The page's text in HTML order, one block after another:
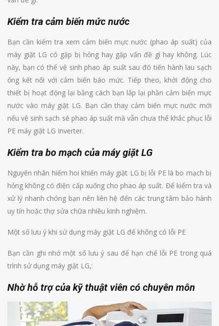
Kiểm tra cảm biến mức nước
Bạn cần kiểm tra xem cảm biến mực nước (phao áp suất) của
máy giặt LG có gặp bị hỏng hay gặp vấn đề gì hay không. Lúc
này, bạn có thể vệ sinh phao áp suất sau đó tiến hành lau sạch
ống kết nối với cảm biến báo mức. Tiếp theo, khởi động cho
thiết bị hoạt động lại bằng cách bạn lắp lại phần cảm biến mực
nước vào máy giặt LG. Bạn cần thay cảm biến mực nước mới
nếu vệ sinh sạch sẽ phao áp suất mà vẫn chưa thể khắc phục lỗi
PE máy giặt LG Inverter.
Kiểm tra bo mạch của máy giặt LG
Nguyên nhân hiếm hoi khiến máy giặt LG bị lỗi PE là bo mạch bị
hỏng không có điện cấp xuống cho phao áp suất. Để kiểm tra và
xử lý nhanh chóng bạn nên liên hệ đến các trung tâm bảo hành
uy tín hoặc thợ sửa chữa nhiều kinh nghiệm.
Một số lưu ý khi sử dụng máy giặt LG để không có lỗi PE
Bạn cần ghi nhớ một số lưu ý sau để hạn chế lỗi PE trong quá
trình sử dụng máy giặt LG,:
Nhờ hỗ trợ của kỹ thuật viên có chuyên môn